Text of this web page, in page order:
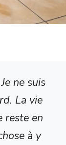
ne suis
La vie
reste en
à y